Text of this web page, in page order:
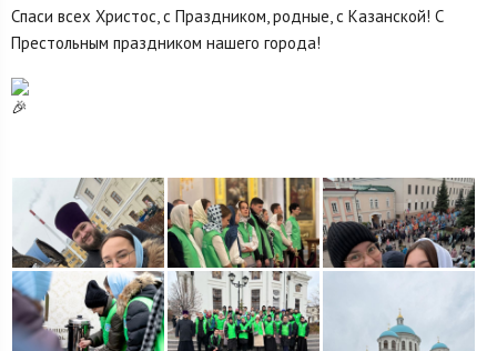
Спаси всех Христос, с Праздником, родные, с Казанской! С
Престольным праздником нашего города!
🎉